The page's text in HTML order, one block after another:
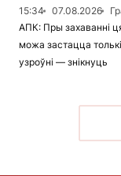
15:34
07.08.2026
АПК: Пры захаванні
можа застацца
узроўні — знікнуць